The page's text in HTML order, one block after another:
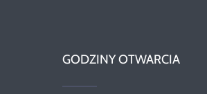
GODZINY OTWARCIA